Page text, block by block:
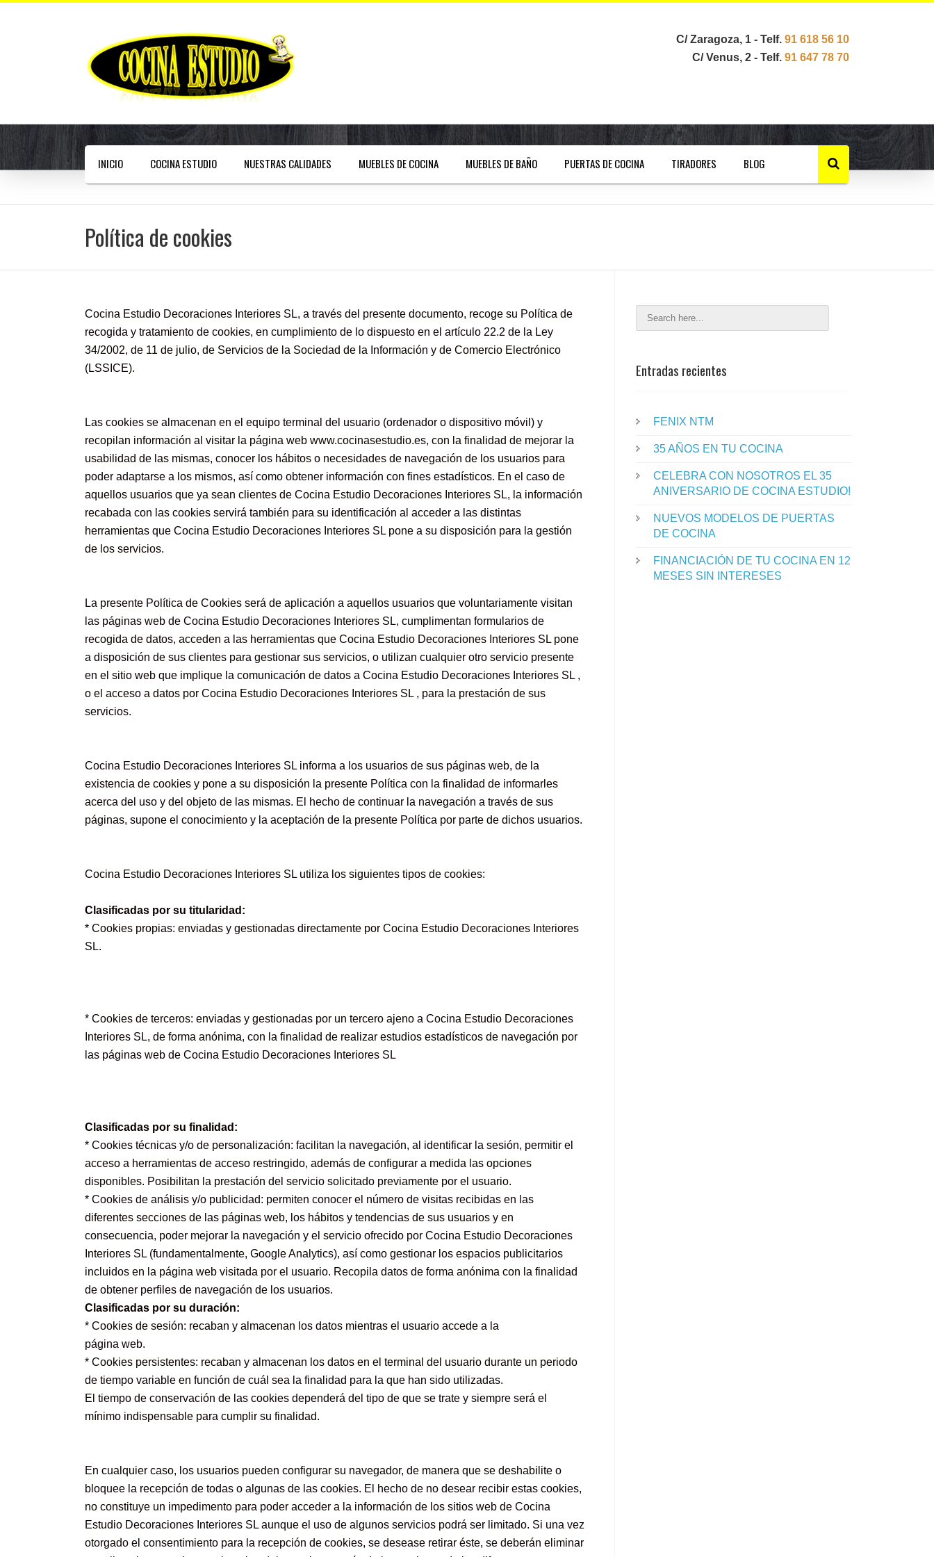
C/ Zaragoza, 1 - Telf. 91 618 56 10
C/ Venus, 2 - Telf. 91 647 78 70
INICIO COCINA ESTUDIO NUESTRAS CALIDADES MUEBLES DE COCINA MUEBLES DE BAÑO PUERTAS DE COCINA TIRADORES BLOG
Política de cookies
Cocina Estudio Decoraciones Interiores SL, a través del presente documento, recoge su Política de
recogida y tratamiento de cookies, en cumplimiento de lo dispuesto en el artículo 22.2 de la Ley
34/2002, de 11 de julio, de Servicios de la Sociedad de la Información y de Comercio Electrónico
(LSSICE).
Las cookies se almacenan en el equipo terminal del usuario (ordenador o dispositivo móvil) y
recopilan información al visitar la página web www.cocinasestudio.es, con la finalidad de mejorar la
usabilidad de las mismas, conocer los hábitos o necesidades de navegación de los usuarios para
poder adaptarse a los mismos, así como obtener información con fines estadísticos. En el caso de
aquellos usuarios que ya sean clientes de Cocina Estudio Decoraciones Interiores SL, la información
recabada con las cookies servirá también para su identificación al acceder a las distintas
herramientas que Cocina Estudio Decoraciones Interiores SL pone a su disposición para la gestión
de los servicios.
La presente Política de Cookies será de aplicación a aquellos usuarios que voluntariamente visitan
las páginas web de Cocina Estudio Decoraciones Interiores SL, cumplimentan formularios de
recogida de datos, acceden a las herramientas que Cocina Estudio Decoraciones Interiores SL pone
a disposición de sus clientes para gestionar sus servicios, o utilizan cualquier otro servicio presente
en el sitio web que implique la comunicación de datos a Cocina Estudio Decoraciones Interiores SL ,
o el acceso a datos por Cocina Estudio Decoraciones Interiores SL , para la prestación de sus
servicios.
Cocina Estudio Decoraciones Interiores SL informa a los usuarios de sus páginas web, de la
existencia de cookies y pone a su disposición la presente Política con la finalidad de informarles
acerca del uso y del objeto de las mismas. El hecho de continuar la navegación a través de sus
páginas, supone el conocimiento y la aceptación de la presente Política por parte de dichos usuarios.
Cocina Estudio Decoraciones Interiores SL utiliza los siguientes tipos de cookies:
Clasificadas por su titularidad:
* Cookies propias: enviadas y gestionadas directamente por Cocina Estudio Decoraciones Interiores
SL.
* Cookies de terceros: enviadas y gestionadas por un tercero ajeno a Cocina Estudio Decoraciones
Interiores SL, de forma anónima, con la finalidad de realizar estudios estadísticos de navegación por
las páginas web de Cocina Estudio Decoraciones Interiores SL
Clasificadas por su finalidad:
* Cookies técnicas y/o de personalización: facilitan la navegación, al identificar la sesión, permitir el
acceso a herramientas de acceso restringido, además de configurar a medida las opciones
disponibles. Posibilitan la prestación del servicio solicitado previamente por el usuario.
* Cookies de análisis y/o publicidad: permiten conocer el número de visitas recibidas en las
diferentes secciones de las páginas web, los hábitos y tendencias de sus usuarios y en
consecuencia, poder mejorar la navegación y el servicio ofrecido por Cocina Estudio Decoraciones
Interiores SL (fundamentalmente, Google Analytics), así como gestionar los espacios publicitarios
incluidos en la página web visitada por el usuario. Recopila datos de forma anónima con la finalidad
de obtener perfiles de navegación de los usuarios.
Clasificadas por su duración:
* Cookies de sesión: recaban y almacenan los datos mientras el usuario accede a la
página web.
* Cookies persistentes: recaban y almacenan los datos en el terminal del usuario durante un periodo
de tiempo variable en función de cuál sea la finalidad para la que han sido utilizadas.
El tiempo de conservación de las cookies dependerá del tipo de que se trate y siempre será el
mínimo indispensable para cumplir su finalidad.
En cualquier caso, los usuarios pueden configurar su navegador, de manera que se deshabilite o
bloquee la recepción de todas o algunas de las cookies. El hecho de no desear recibir estas cookies,
no constituye un impedimento para poder acceder a la información de los sitios web de Cocina
Estudio Decoraciones Interiores SL aunque el uso de algunos servicios podrá ser limitado. Si una vez
otorgado el consentimiento para la recepción de cookies, se desease retirar éste, se deberán eliminar
Entradas recientes
FENIX NTM
35 AÑOS EN TU COCINA
CELEBRA CON NOSOTROS EL 35
ANIVERSARIO DE COCINA ESTUDIO!
NUEVOS MODELOS DE PUERTAS
DE COCINA
FINANCIACIÓN DE TU COCINA EN 12
MESES SIN INTERESES